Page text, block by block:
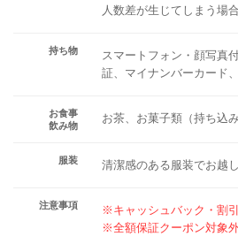
人数差が生じてしまう場
持ち物
スマートフォン・顔写真
証、マイナンバーカード
お食事
飲み物
お茶、お菓子類（持ち込み
服装 清潔感のある服装でお越
注意事項
※キャッシュバック・割
※全額保証クーポン対象